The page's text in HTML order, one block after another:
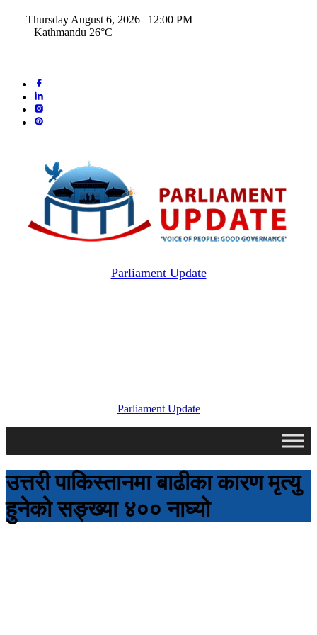
Thursday August 6, 2026 | 12:00 PM
Kathmandu 26°C
Parliament Update
Parliament Update
उत्तरी पाकिस्तानमा बाढीका कारण मृत्यु
हुनेको सङ्ख्या ४०० नाघ्यो